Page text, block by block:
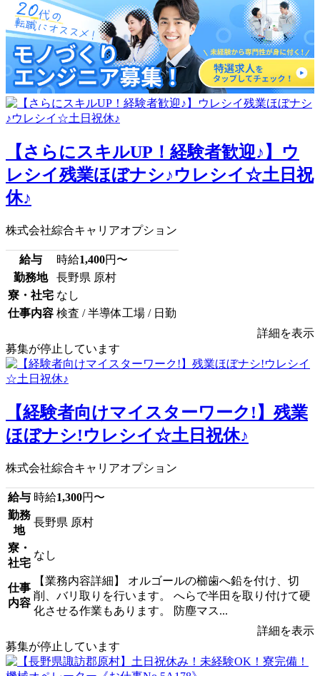
【さらにスキルUP！経験者歓迎♪】ウ
レシイ残業ほぼナシ♪ウレシイ☆土日祝
休♪
株式会社綜合キャリアオプション
給与 時給1,400円〜
勤務地
長野県 原村
寮・社宅 なし
仕事内容 検査 / 半導体工場 / 日勤
詳細を表示
募集が停止しています
【経験者向けマイスターワーク!】残業
ほぼナシ!ウレシイ☆土日祝休♪
株式会社綜合キャリアオプション
給与 時給1,300円〜
勤務
地
長野県 原村
寮・
社宅
なし
仕事
内容
【業務内容詳細】 オルゴールの櫛歯へ鉛を付け、切
削、バリ取りを行います。 へらで半田を取り付けて硬
化させる作業もあります。 防塵マス...
詳細を表示
募集が停止しています